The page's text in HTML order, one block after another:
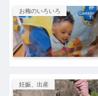
お梅のいろいろ
妊娠、出産